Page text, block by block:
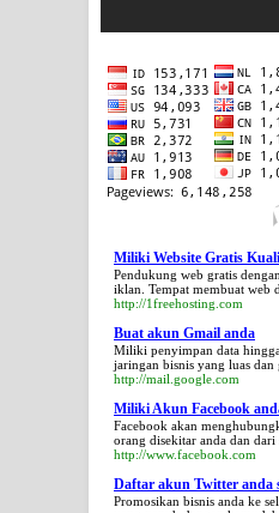
Miliki Website Gratis
Pendukung web gratis
iklan. Tempat membuat web
http://1freehosting.com
Buat akun Gmail anda
Miliki penyimpan data
jaringan bisnis yang luas
http://mail.google.com
Miliki Akun Facebook
Facebook akan
orang disekitar anda dan
http://www.facebook.com
Daftar akun Twitter anda
Promosikan bisnis anda ke